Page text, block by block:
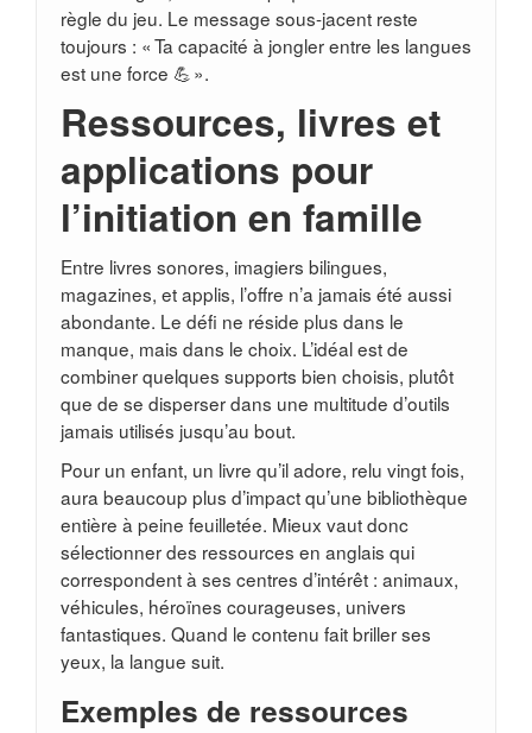
règle du jeu. Le message sous-jacent reste
toujours : « Ta capacité à jongler entre les langues
est une force 💪 ».
Ressources, livres et
applications pour
l’initiation en famille
Entre livres sonores, imagiers bilingues,
magazines, et applis, l’offre n’a jamais été aussi
abondante. Le défi ne réside plus dans le
manque, mais dans le choix. L’idéal est de
combiner quelques supports bien choisis, plutôt
que de se disperser dans une multitude d’outils
jamais utilisés jusqu’au bout.
Pour un enfant, un livre qu’il adore, relu vingt fois,
aura beaucoup plus d’impact qu’une bibliothèque
entière à peine feuilletée. Mieux vaut donc
sélectionner des ressources en anglais qui
correspondent à ses centres d’intérêt : animaux,
véhicules, héroïnes courageuses, univers
fantastiques. Quand le contenu fait briller ses
yeux, la langue suit.
Exemples de ressources